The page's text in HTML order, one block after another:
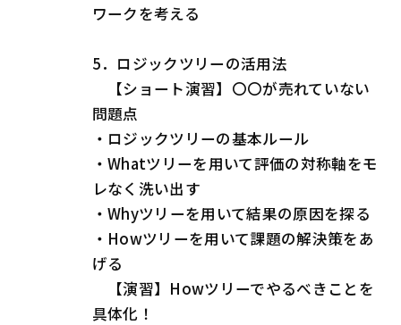
ワークを考える
5．ロジックツリーの活用法
【ショート演習】〇〇が売れていない
問題点
・ロジックツリーの基本ルール
・Whatツリーを用いて評価の対称軸をモ
レなく洗い出す
・Whyツリーを用いて結果の原因を探る
・Howツリーを用いて課題の解決策をあ
げる
【演習】Howツリーでやるべきことを
具体化！